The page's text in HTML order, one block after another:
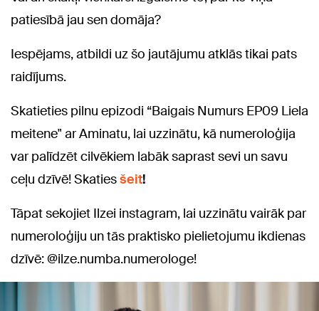
patiesībā jau sen domāja?
Iespējams, atbildi uz šo jautājumu atklās tikai pats
raidījums.
Skatieties pilnu epizodi “Baigais Numurs EP09 Liela
meitene" ar Aminatu, lai uzzinātu, kā numeroloģija
var palīdzēt cilvēkiem labāk saprast sevi un savu
ceļu dzīvē! Skatiesšeit!
Tāpat sekojiet Ilzei instagram, lai uzzinātu vairāk par
numeroloģiju un tās praktisko pielietojumu ikdienas
dzīvē: @ilze.numba.numerologe!